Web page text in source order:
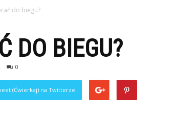
do biegu?
DO BIEGU?
0
(Ćwierkaj) na Twitterze